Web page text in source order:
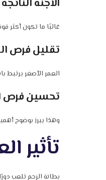
الأجنة
غالبًا ما تكون أكثر
تقليل فرص
العمر الأصغر يرتبط
تحسين فرص
وهذا يبرز بوضوح
تأثير
بطانة الرحم تلعب